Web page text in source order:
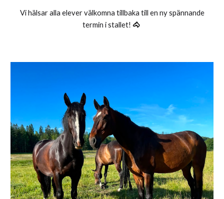
Vi hälsar alla elever välkomna tillbaka till en ny spännande
termin i stallet! 🐴